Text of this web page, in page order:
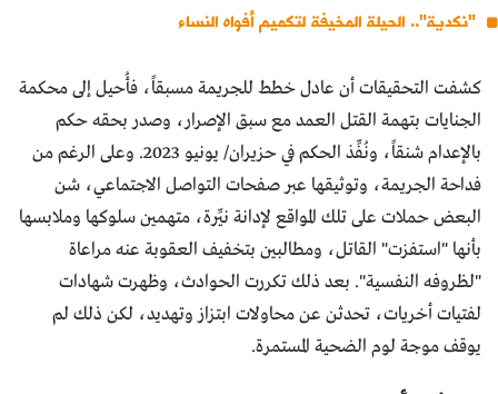
"نكدية".. الحيلة المخيفة لتكميم أفواه النساء
كشفت التحقيقات أن عادل خطط للجريمة مسبقاً، فأُحيل إلى محكمة
الجنايات بتهمة القتل العمد مع سبق الإصرار، وصدر بحقه حكم
بالإعدام شنقاً، ونُفِّذ الحكم في حزيران/ يونيو 2023. وعلى الرغم من
فداحة الجريمة، وتوثيقها عبر صفحات التواصل الاجتماعي، شن
البعض حملات على تلك المواقع لإدانة نيِّرة، متهمين سلوكها وملابسها
بأنها "استفزت" القاتل، ومطالبين بتخفيف العقوبة عنه مراعاة
"لظروفه النفسية". بعد ذلك تكررت الحوادث، وظهرت شهادات
لفتيات أخريات، تحدثن عن محاولات ابتزاز وتهديد، لكن ذلك لم
يوقف موجة لوم الضحية المستمرة.